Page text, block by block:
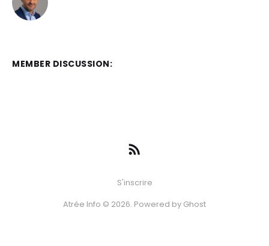
MEMBER DISCUSSION:
S'inscrire
Atrée Info © 2026. Powered by Ghost